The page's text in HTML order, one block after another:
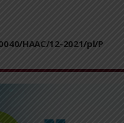
HAAC/12-2021/pl/P